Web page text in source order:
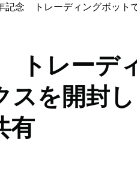
記念 トレーディングボット
トレーデ
スを開封
有